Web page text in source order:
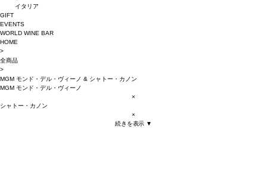
イタリア
GIFT
EVENTS
WORLD WINE BAR
HOME
>
全商品
>
MGM モンド・デル・ヴィーノ & シャトー・カノン
MGM モンド・デル・ヴィーノ
×
シャトー・カノン
×
続きを表示 ▼